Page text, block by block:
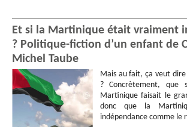
Et si la Martinique était vraiment
? Politique-fiction d’un enfant de
Michel Taube
Mais au fait, ça veut dire
? Concrètement, que
Martinique faisait le
donc que la
indépendance comme le